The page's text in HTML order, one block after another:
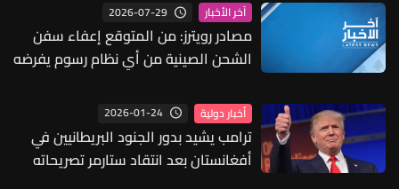
آخر الأخبار 2026-07-29
مصادر رويترز: من المتوقع إعفاء سفن
الشحن الصينية من أي نظام رسوم يفرضه
أخبار دولية 2026-01-24
ترامب يشيد بدور الجنود البريطانيين في
أفغانستان بعد انتقاد ستارمر تصريحاته